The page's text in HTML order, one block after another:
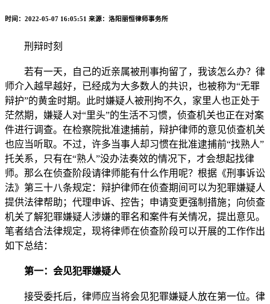
时间：2022-05-07 16:05:51 来源：洛阳丽恒律师事务所
刑辩时刻
若有一天，自己的近亲属被刑事拘留了，我该怎么办？律
师介入越早越好，已经成为大多数人的共识，也被称为“无罪
辩护”的黄金时期。此时嫌疑人被刑拘不久，家里人也正处于
茫然期，嫌疑人对“里头”的生活不习惯，侦查机关也正在对案
件进行调查。在检察院批准逮捕前，辩护律师的意见侦查机关
也应当听取。不过，许多当事人却习惯在批准逮捕前“找熟人”
托关系，只有在“熟人”没办法奏效的情况下，才会想起找律
师。那么在侦查阶段请律师能有什么作用呢？根据《刑事诉讼
法》第三十八条规定：辩护律师在侦查期间可以为犯罪嫌疑人
提供法律帮助；代理申诉、控告；申请变更强制措施；向侦查
机关了解犯罪嫌疑人涉嫌的罪名和案件有关情况，提出意见。
笔者结合法律规定，现将律师在侦查阶段可以开展的工作作出
如下总结：
第一：会见犯罪嫌疑人
接受委托后，律师应当将会见犯罪嫌疑人放在第一位。律